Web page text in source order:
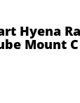
Hyena
Mount C